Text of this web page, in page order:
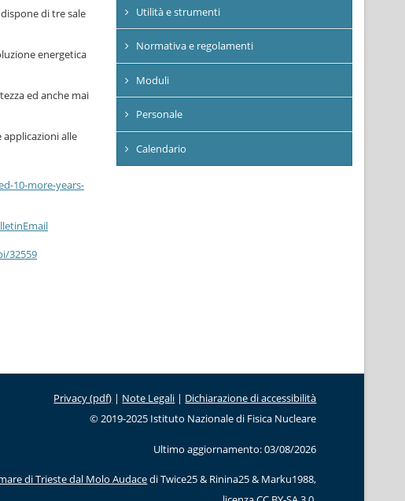
di tre sale
energetica
ed anche mai
alle
10-more-years-
32559
Utilità e strumenti
Normativa e regolamenti
Moduli
Personale
Calendario
Privacy (pdf) | Note Legali | Dichiarazione di accessibilità
© 2019-2025 Istituto Nazionale di Fisica Nucleare
Ultimo aggiornamento: 03/08/2026
di Trieste dal Molo Audacedi Twice25 & Rinina25 & Marku1988,